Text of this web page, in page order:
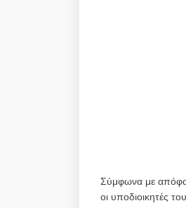
Σύμφωνα με
οι υποδιοικητές